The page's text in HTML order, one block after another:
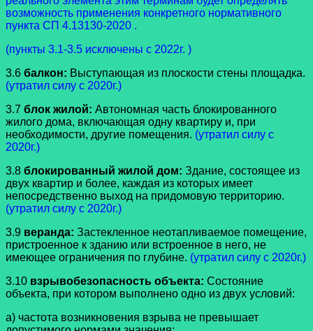
возможность применения конкретного нормативного
пункта СП 4.13130-2020 .
(пункты 3.1-3.5 исключены с 2022г. )
3.6 балкон: Выступающая из плоскости стены площадка.
(утратил силу с 2020г.)
3.7 блок жилой: Автономная часть блокированного
жилого дома, включающая одну квартиру и, при
необходимости, другие помещения. (утратил силу с
2020г.)
3.8 блокированный жилой дом: Здание, состоящее из
двух квартир и более, каждая из которых имеет
непосредственно выход на придомовую территорию.
(утратил силу с 2020г.)
3.9 веранда: Застекленное неотапливаемое помещение,
пристроенное к зданию или встроенное в него, не
имеющее ограничения по глубине. (утратил силу с 2020г.)
3.10 взрывобезопасность объекта: Состояние
объекта, при котором выполнено одно из двух условий:
а) частота возникновения взрыва не превышает